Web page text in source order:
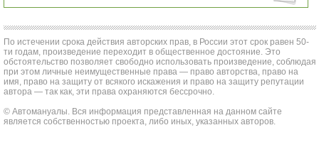
По истечении срока действия авторских прав, в России этот срок равен 50-
ти годам, произведение переходит в общественное достояние. Это
обстоятельство позволяет свободно использовать произведение, соблюдая
при этом личные неимущественные права — право авторства, право на
имя, право на защиту от всякого искажения и право на защиту репутации
автора — так как, эти права охраняются бессрочно.
© Автомануалы. Вся информация представленная на данном сайте
является собственностью проекта, либо иных, указанных авторов.